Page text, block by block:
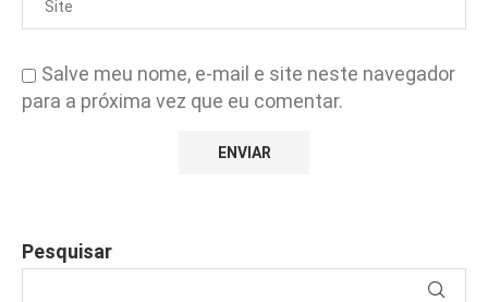
Salve meu nome, e-mail e site neste navegador
para a próxima vez que eu comentar.
Pesquisar